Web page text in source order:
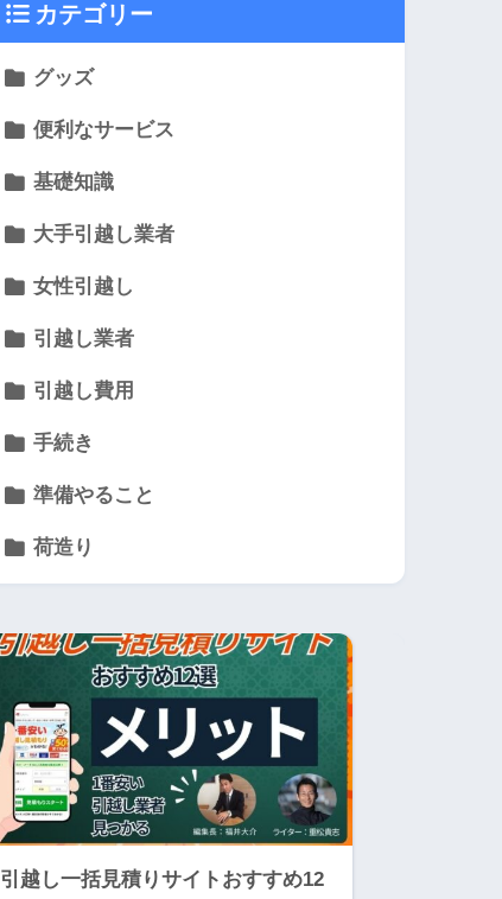
カテゴリー
グッズ
便利なサービス
基礎知識
大手引越し業者
女性引越し
引越し業者
引越し費用
手続き
準備やること
荷造り
引越し一括見積りサイトおすすめ12